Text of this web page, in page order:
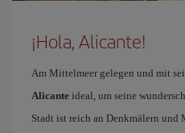
¡Hola, Alicante!
Am Mittelmeer gelegen und mit
Alicante ideal, um seine
Stadt ist reich an Denkmälern und